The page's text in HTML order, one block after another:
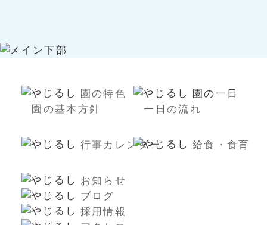
園の特色
園の基本方針
園の一日
一日の流れ
行事カレンダー 給食・食育
お知らせ
ブログ
採用情報